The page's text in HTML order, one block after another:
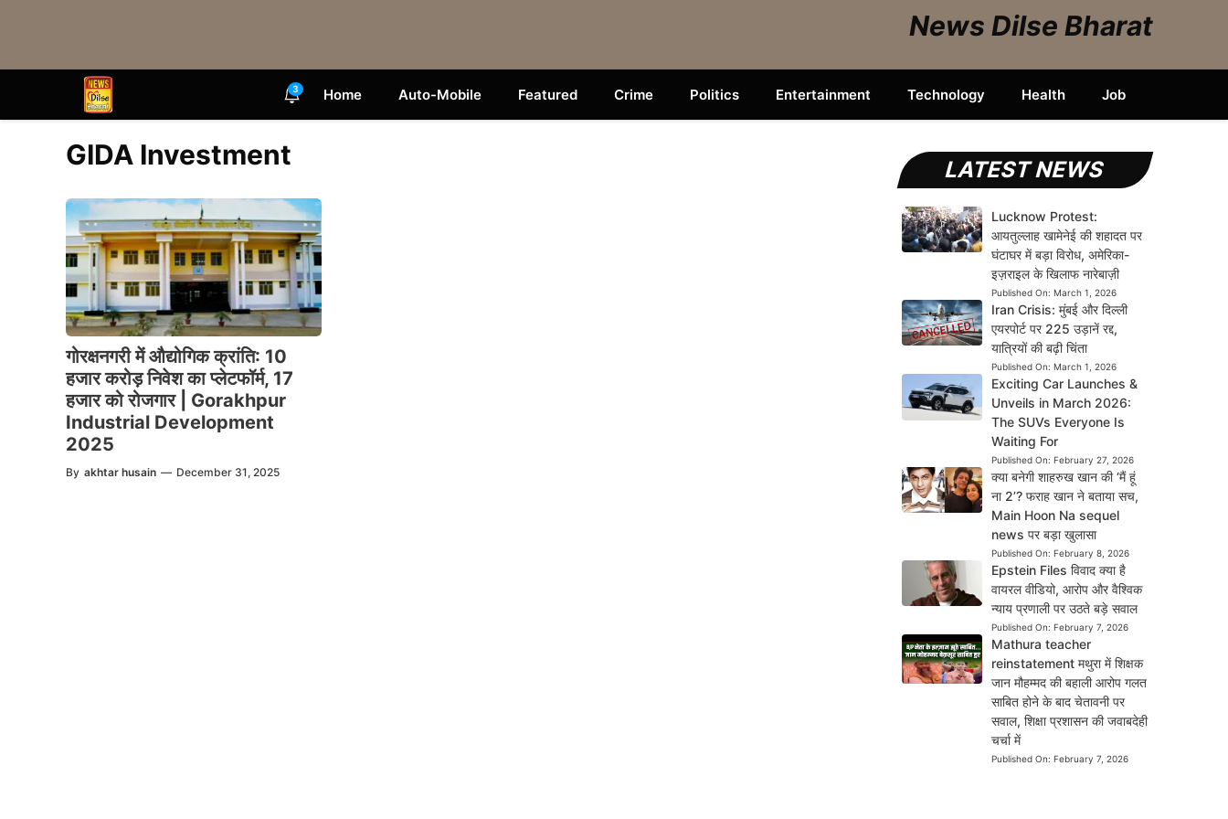
News Dilse Bharat
3 Home Auto-Mobile Featured Crime Politics Entertainment Technology Health Job
GIDA Investment
गोरक्षनगरी में औद्योगिक क्रांति: 10
हजार करोड़ निवेश का प्लेटफॉर्म, 17
हजार को रोजगार | Gorakhpur
Industrial Development
2025
By akhtar husain — December 31, 2025
LATEST NEWS
Lucknow Protest:
आयतुल्लाह खामेनेई की शहादत पर
घंटाघर में बड़ा विरोध, अमेरिका-
इज़राइल के खिलाफ नारेबाज़ी
Published On: March 1, 2026
Iran Crisis: मुंबई और दिल्ली
एयरपोर्ट पर 225 उड़ानें रद्द,
यात्रियों की बढ़ी चिंता
Published On: March 1, 2026
Exciting Car Launches &
Unveils in March 2026:
The SUVs Everyone Is
Waiting For
Published On: February 27, 2026
क्या बनेगी शाहरुख खान की ‘मैं हूं
ना 2’? फराह खान ने बताया सच,
Main Hoon Na sequel
news पर बड़ा खुलासा
Published On: February 8, 2026
Epstein Files विवाद क्या है
वायरल वीडियो, आरोप और वैश्विक
न्याय प्रणाली पर उठते बड़े सवाल
Published On: February 7, 2026
Mathura teacher
reinstatement मथुरा में शिक्षक
जान मौहम्मद की बहाली आरोप गलत
साबित होने के बाद चेतावनी पर
सवाल, शिक्षा प्रशासन की जवाबदेही
चर्चा में
Published On: February 7, 2026